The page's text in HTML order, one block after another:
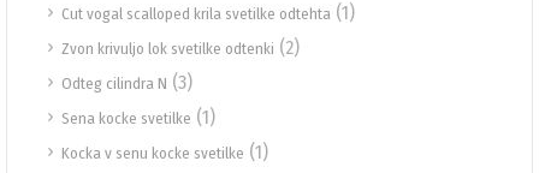
Cut vogal scalloped krila svetilke odtehta (1)
Zvon krivuljo lok svetilke odtenki (2)
Odteg cilindra N (3)
Sena kocke svetilke (1)
Kocka v senu kocke svetilke (1)